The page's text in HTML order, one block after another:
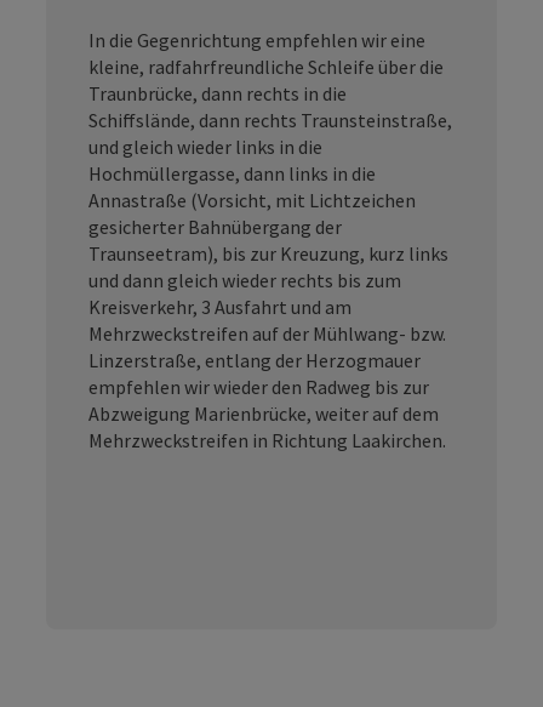
In die Gegenrichtung empfehlen wir eine
kleine, radfahrfreundliche Schleife über die
Traunbrücke, dann rechts in die
Schiffslände, dann rechts Traunsteinstraße,
und gleich wieder links in die
Hochmüllergasse, dann links in die
Annastraße (Vorsicht, mit Lichtzeichen
gesicherter Bahnübergang der
Traunseetram), bis zur Kreuzung, kurz links
und dann gleich wieder rechts bis zum
Kreisverkehr, 3 Ausfahrt und am
Mehrzweckstreifen auf der Mühlwang- bzw.
Linzerstraße, entlang der Herzogmauer
empfehlen wir wieder den Radweg bis zur
Abzweigung Marienbrücke, weiter auf dem
Mehrzweckstreifen in Richtung Laakirchen.